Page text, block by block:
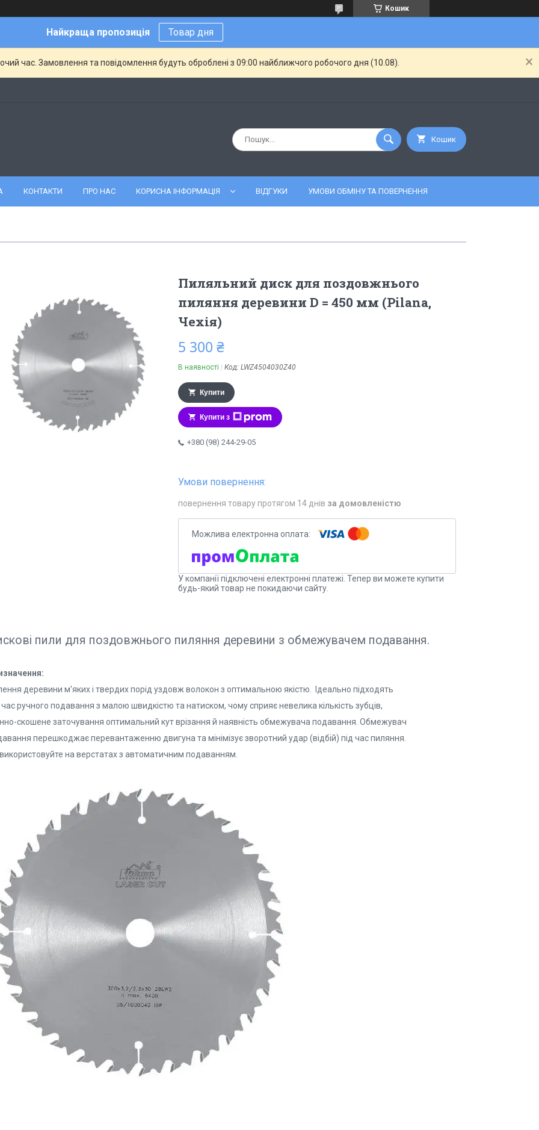
Кошик
Найкраща пропозиція Товар дня
час. Замовлення та повідомлення будуть оброблені з 09:00 найближчого робочого дня (10.08).
Кошик
КОНТАКТИ ПРО НАС КОРИСНА ІНФОРМАЦІЯ ВІДГУКИ УМОВИ ОБМІНУ ТА ПОВЕРНЕННЯ
Пиляльний диск для поздовжнього
пиляння деревини D = 450 мм (Pilana,
Чехія)
5 300 ₴
В наявності Код: LWZ4504030Z40
Купити
Купити з
+380 (98) 244-29-05
повернення товару протягом 14 днів за домовленістю
У компанії підключені електронні платежі. Тепер ви можете купити
будь-який товар не покидаючи сайту.
пили для поздовжнього пиляння деревини з обмежувачем подавання.
деревини м'яких і твердих порід уздовж волокон з оптимальною якістю. Ідеально підходять
час ручного подавання з малою швидкістю та натиском, чому сприяє невелика кількість зубців,
скошене заточування оптимальний кут врізання й наявність обмежувача подавання. Обмежувач
перешкоджає перевантаженню двигуна та мінімізує зворотний удар (відбій) під час пиляння.
на верстатах з автоматичним подаванням.